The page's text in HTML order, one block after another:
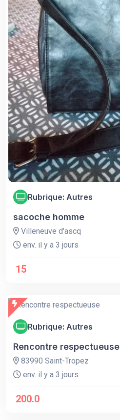
Rubrique: Autres
sacoche homme
Villeneuve d'ascq
env. il y a 3 jours
15
Rubrique: Autres
Rencontre respectueuse
83990 Saint-Tropez
env. il y a 3 jours
200.0